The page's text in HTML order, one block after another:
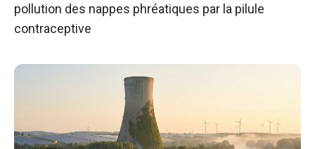
pollution des nappes phréatiques par la pilule
contraceptive